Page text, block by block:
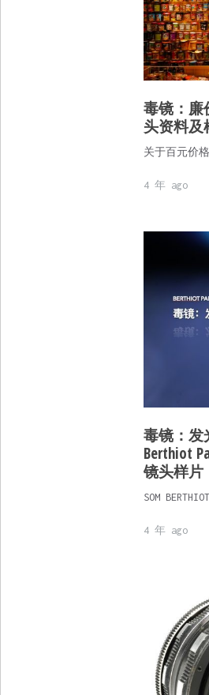
毒镜：廉
头资料及
关于百元价
4 年 ago
毒镜：发
Berthiot
镜头样片
SOM
4 年 ago